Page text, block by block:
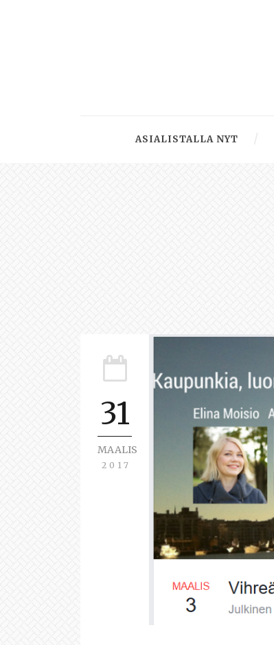
ASIALISTALLA NYT
31
MAALIS
2017